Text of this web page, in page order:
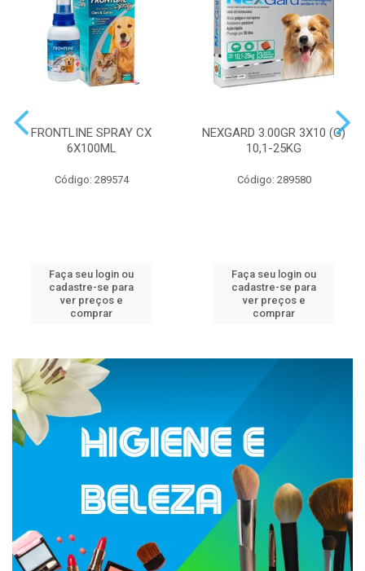
FRONTLINE SPRAY CX
6X100ML
Código: 289574
Faça seu login ou
cadastre-se para
ver preços e
comprar
NEXGARD 3.00GR 3X10 (G)
10,1-25KG
Código: 289580
Faça seu login ou
cadastre-se para
ver preços e
comprar